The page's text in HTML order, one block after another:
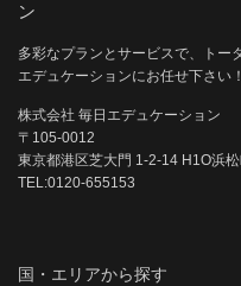
ン
多彩なプランとサービスで、トー
エデュケーションにお任せ下さい！
株式会社 毎日エデュケーション
〒105-0012
東京都港区芝大門 1-2-14 H1O浜
TEL:0120-655153
国・エリアから探す